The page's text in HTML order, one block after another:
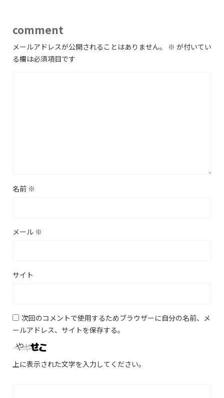
comment
メールアドレスが公開されることはありません。 ※ が付いてい
る欄は必須項目です
名前 ※
メール ※
サイト
次回のコメントで使用するためブラウザーに自分の名前、メ
ールアドレス、サイトを保存する。
上に表示された文字を入力してください。